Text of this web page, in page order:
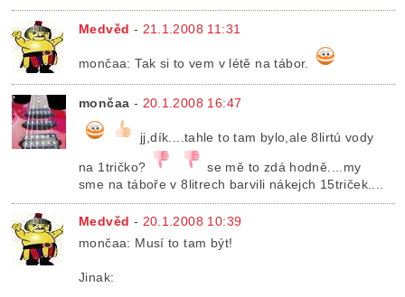
Medvěd - 21.1.2008 11:31
mončaa: Tak si to vem v létě na tábor.
mončaa - 20.1.2008 16:47
jj,dík....tahle to tam bylo,ale 8lirtú vody
na 1tričko?
se mě to zdá hodně....my
sme na táboře v 8litrech barvili nákejch 15triček....
Medvěd - 20.1.2008 10:39
mončaa: Musí to tam být!
Jinak: